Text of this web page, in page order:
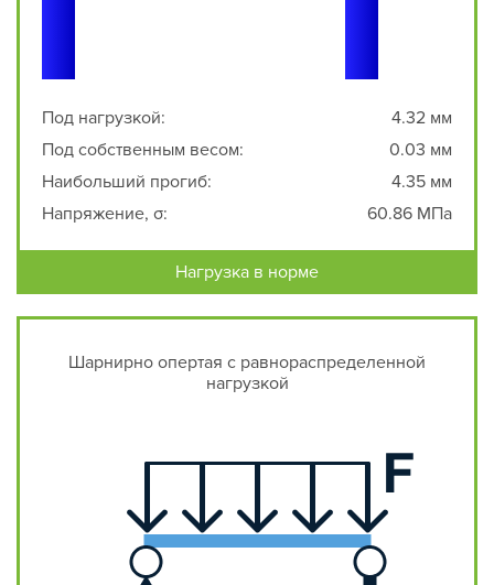
Под нагрузкой:
4.32 мм
Под собственным весом:
0.03 мм
Наибольший прогиб:
4.35 мм
Напряжение, σ:
60.86 МПа
Нагрузка в норме
Шарнирно опертая с равнораспределенной
нагрузкой